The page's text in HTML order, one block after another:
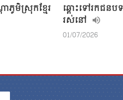
ាភូមិស្រុកខ្មែរ
ឆ្ពោះទៅរកជនប
រស់នៅ
01/07/2026